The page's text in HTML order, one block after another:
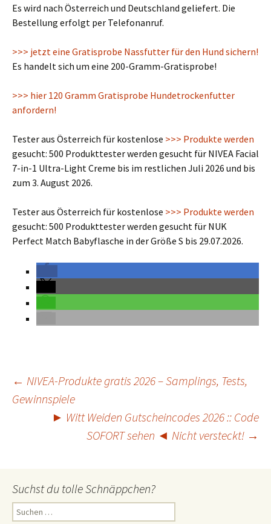
Es wird nach Österreich und Deutschland geliefert. Die
Bestellung erfolgt per Telefonanruf.
>>> jetzt eine Gratisprobe Nassfutter für den Hund sichern!
Es handelt sich um eine 200-Gramm-Gratisprobe!
>>> hier 120 Gramm Gratisprobe Hundetrockenfutter
anfordern!
Tester aus Österreich für kostenlose >>> Produkte werden
gesucht: 500 Produkttester werden gesucht für NIVEA Facial
7-in-1 Ultra-Light Creme bis im restlichen Juli 2026 und bis
zum 3. August 2026.
Tester aus Österreich für kostenlose >>> Produkte werden
gesucht: 500 Produkttester werden gesucht für NUK
Perfect Match Babyflasche in der Größe S bis 29.07.2026.
Beitrags-
Navigation
← NIVEA-Produkte gratis 2026 – Samplings, Tests,
Gewinnspiele
► Witt Weiden Gutscheincodes 2026 :: Code
SOFORT sehen ◄ Nicht versteckt! →
Suchst du tolle Schnäppchen?
u